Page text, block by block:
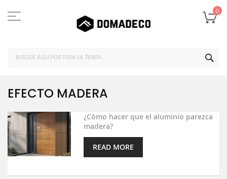
al
contenido
0
EFECTO MADERA
¿Cómo hacer que el aluminio parezca
madera?
READ MORE